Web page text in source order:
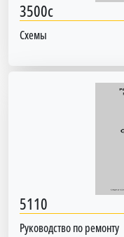
3500c
Схемы
5110
Руководство по ремонту